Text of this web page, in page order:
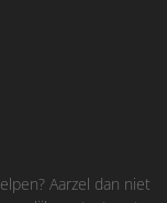
Aarzel dan niet